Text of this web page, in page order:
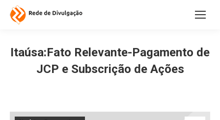
Itaúsa:Fato Relevante-Pagamento de
JCP e Subscrição de Ações